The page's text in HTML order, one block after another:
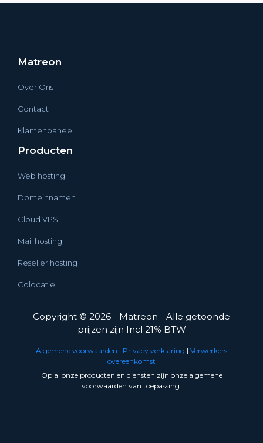
Matreon
Over Ons
Contact
Klantenpaneel
Producten
Web hosting
Domeinnamen
Cloud VPS
Mail hosting
Reseller hosting
Colocatie
Copyright © 2026 - Matreon - Alle getoonde
prijzen zijn Incl 21% BTW
Algemene voorwaarden | Privacy verklaring | Verwerkers
overeenkomst
Op al onze producten en diensten zijn onze algemene
voorwaarden van toepassing.